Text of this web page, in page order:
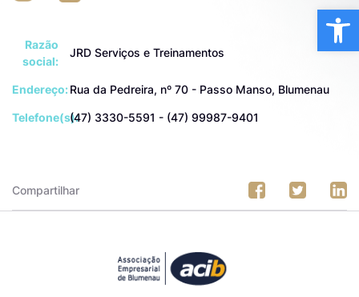
Razão
social:
JRD Serviços e Treinamentos
Endereço:Rua da Pedreira, nº 70 - Passo Manso, Blumenau
Telefone(s):(47) 3330-5591 - (47) 99987-9401
Compartilhar